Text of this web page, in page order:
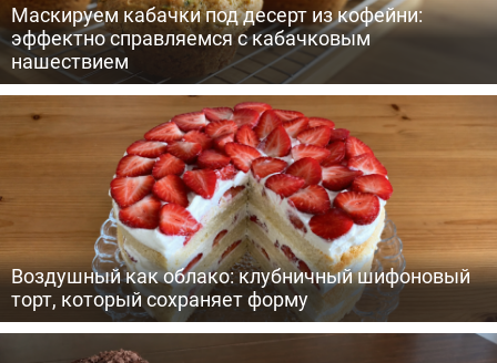
Маскируем кабачки под десерт из кофейни:
эффектно справляемся с кабачковым
нашествием
Воздушный как облако: клубничный шифоновый
торт, который сохраняет форму